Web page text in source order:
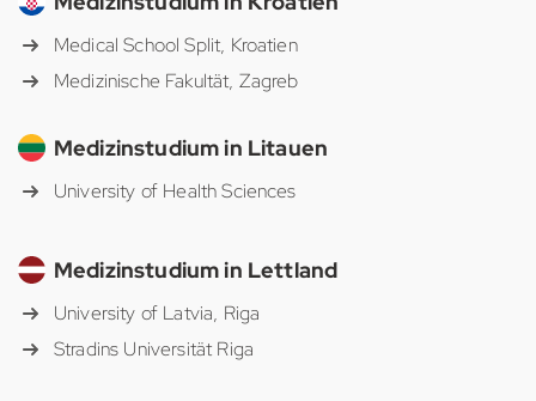
Medical School Split, Kroatien
Medizinische Fakultät, Zagreb
Medizinstudium in Litauen
University of Health Sciences
Medizinstudium in Lettland
University of Latvia, Riga
Stradins Universität Riga